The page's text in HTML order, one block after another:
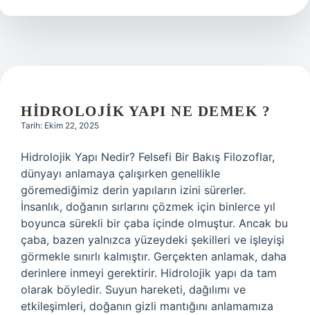
yapılır
HIDROLOJIK YAPI NE DEMEK ?
Tarih: Ekim 22, 2025
Hidrolojik Yapı Nedir? Felsefi Bir Bakış Filozoflar,
dünyayı anlamaya çalışırken genellikle
göremediğimiz derin yapıların izini sürerler.
İnsanlık, doğanın sırlarını çözmek için binlerce yıl
boyunca sürekli bir çaba içinde olmuştur. Ancak bu
çaba, bazen yalnızca yüzeydeki şekilleri ve işleyişi
görmekle sınırlı kalmıştır. Gerçekten anlamak, daha
derinlere inmeyi gerektirir. Hidrolojik yapı da tam
olarak böyledir. Suyun hareketi, dağılımı ve
etkileşimleri, doğanın gizli mantığını anlamamıza